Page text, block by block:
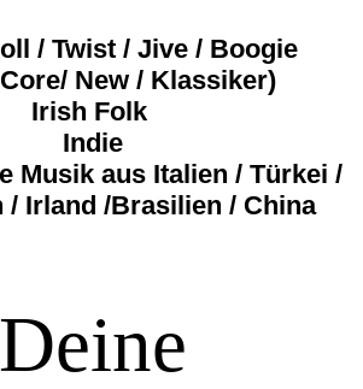
/ Twist / Jive / Boogie
New / Klassiker)
Irish Folk
Indie
Musik aus Italien / Türkei /
/ Irland /Brasilien / China
Deine